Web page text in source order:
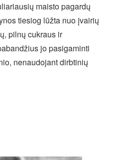
maisto pagardų
tiesiog lūžta nuo įvairių
pilnų cukraus ir
jo pasigaminti
nenaudojant dirbtinių